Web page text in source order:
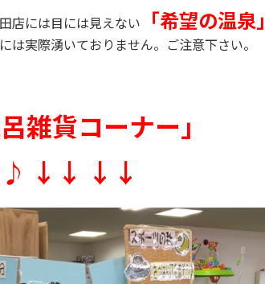
店には目には見えない 「希望の温泉」
実際湧いておりません。ご注意下さい。
雑貨コーナー」
♪ ↓↓ ↓↓